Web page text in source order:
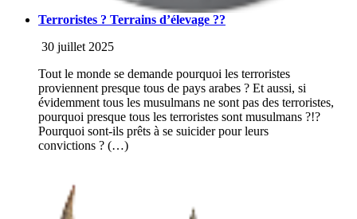
Terroristes ? Terrains d’élevage ??
30 juillet 2025
Tout le monde se demande pourquoi les terroristes
proviennent presque tous de pays arabes ? Et aussi, si
évidemment tous les musulmans ne sont pas des terroristes,
pourquoi presque tous les terroristes sont musulmans ?!?
Pourquoi sont-ils prêts à se suicider pour leurs
convictions ? (…)